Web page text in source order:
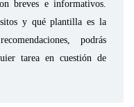
breves e informativos.
y qué plantilla es la
podrás
tarea en cuestión de